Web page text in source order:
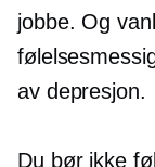
jobbe. Og
av depresjon.
Du bør ikke